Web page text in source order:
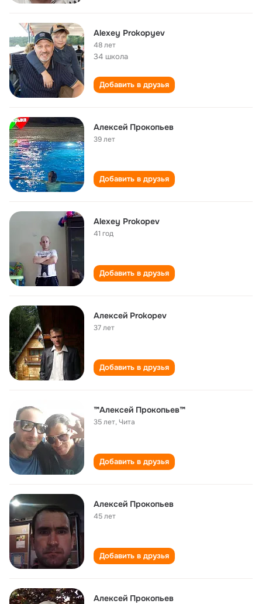
Alexey Prokopyev
48 лет
34 школа
Добавить в друзья
Алексей Прокопьев
39 лет
Добавить в друзья
Alexey Prokopev
41 год
Добавить в друзья
Алексей Prokopev
37 лет
Добавить в друзья
™Алексей Прокопьев™
35 лет,Чита
Добавить в друзья
Алексей Прокопьев
45 лет
Добавить в друзья
Алексей Прокопьев